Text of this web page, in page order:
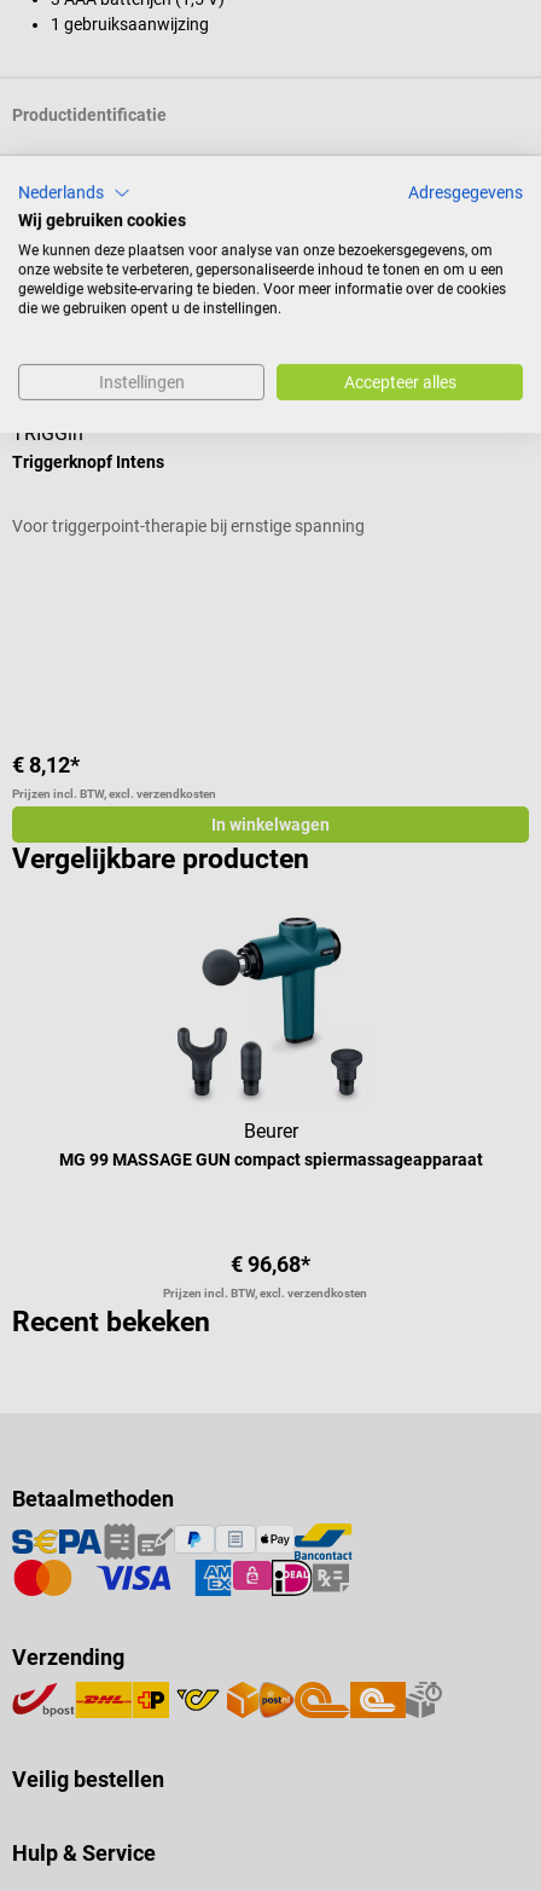
1 gebruiksaanwijzing
Productidentificatie
Documenten
Reviews
Andere kochten ook
TRIGGin
Triggerknopf Intens
Voor triggerpoint-therapie bij ernstige spanning
€ 8,12*
Prijzen incl. BTW, excl. verzendkosten
In winkelwagen
Vergelijkbare producten
Beurer
MG 99 MASSAGE GUN compact spiermassageapparaat
€ 96,68*
Prijzen incl. BTW, excl. verzendkosten
Recent bekeken
Betaalmethoden
Verzending
Veilig bestellen
Hulp & Service
Nederlands
Adresgegevens
Wij gebruiken cookies
We kunnen deze plaatsen voor analyse van onze bezoekersgegevens, om
onze website te verbeteren, gepersonaliseerde inhoud te tonen en om u een
geweldige website-ervaring te bieden. Voor meer informatie over de cookies
die we gebruiken opent u de instellingen.
Instellingen Accepteer alles